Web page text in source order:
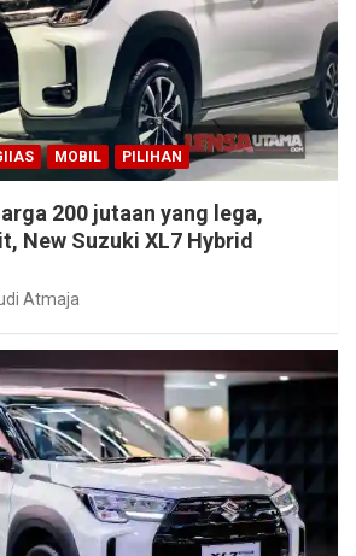
MOBIL PILIHAN
200 jutaan yang lega,
New Suzuki XL7 Hybrid
Atmaja